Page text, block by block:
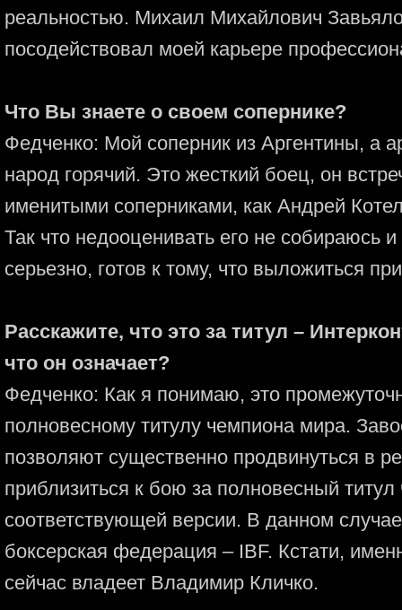
реальностью. Михаил Михайлович
посодействовал моей карьере
Что Вы знаете о своем сопернике?
Федченко: Мой соперник из Аргентины, а
народ горячий. Это жесткий боец, он
именитыми соперниками, как Андрей
Так что недооценивать его не собираюсь
серьезно, готов к тому, что выложиться
Расскажите, что это за титул –
что он означает?
Федченко: Как я понимаю, это
полновесному титулу чемпиона мира.
позволяют существенно продвинуться в
приблизиться к бою за полновесный
соответствующей версии. В данном
боксерская федерация – IBF. Кстати,
сейчас владеет Владимир Кличко.